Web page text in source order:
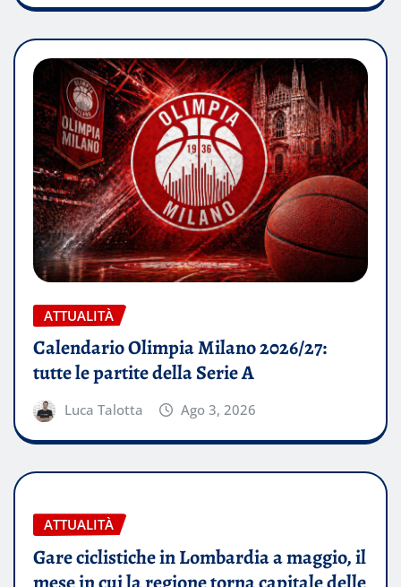
ATTUALITÀ
Calendario Olimpia Milano 2026/27:
tutte le partite della Serie A
Luca Talotta Ago 3, 2026
ATTUALITÀ
Gare ciclistiche in Lombardia a maggio, il